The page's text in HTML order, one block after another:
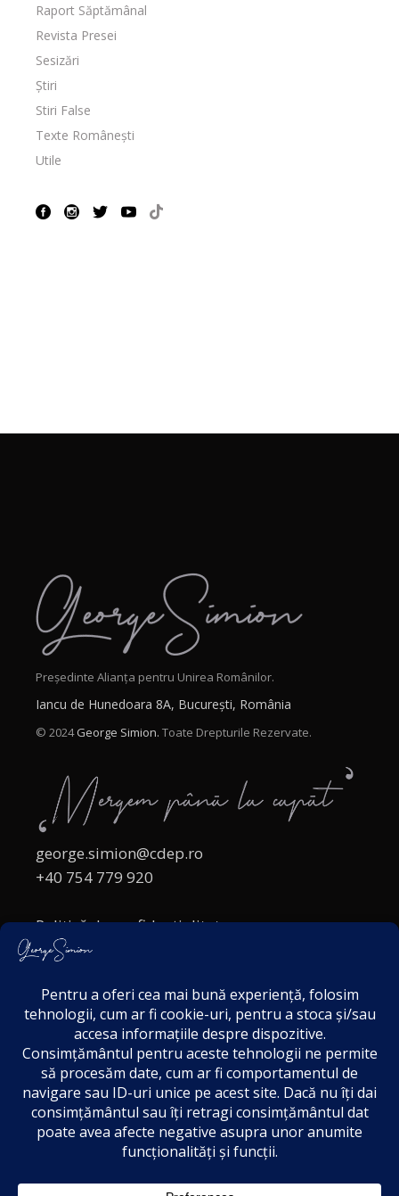
Raport Săptămânal
Revista Presei
Sesizări
Știri
Stiri False
Texte Românești
Utile
Președinte Alianța pentru Unirea Românilor.
Iancu de Hunedoara 8A, București, România
© 2024George Simion. Toate Drepturile Rezervate.
george.simion@cdep.ro
+40 754 779 920
Politică de confidențialitate
Politica cookies
Acordul de markting
Disclaimer